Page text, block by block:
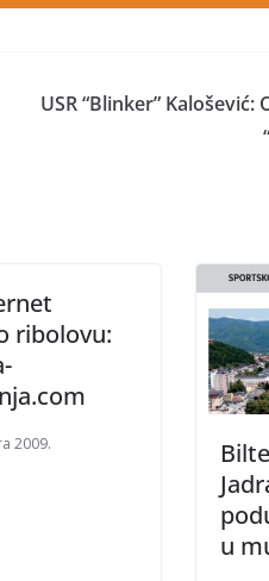
USR “Blinker”
ribolovu:
2009.
u